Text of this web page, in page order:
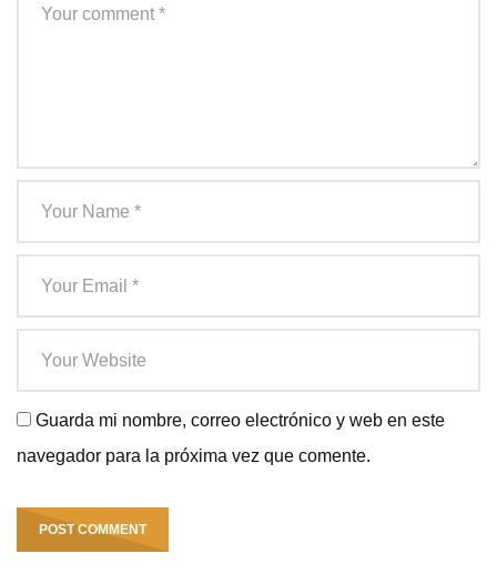
Guarda mi nombre, correo electrónico y web en este
navegador para la próxima vez que comente.